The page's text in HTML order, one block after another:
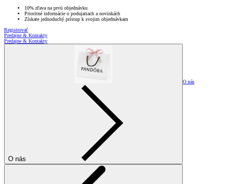
10% zľava na prvú objednávku
Prioritné informácie o podujatiach a novinkách
Získate jednoduchý prístup k svojim objednávkam
Registrovať
Predajne & Kontakty
Predajne & Kontakty
O nás
O nás